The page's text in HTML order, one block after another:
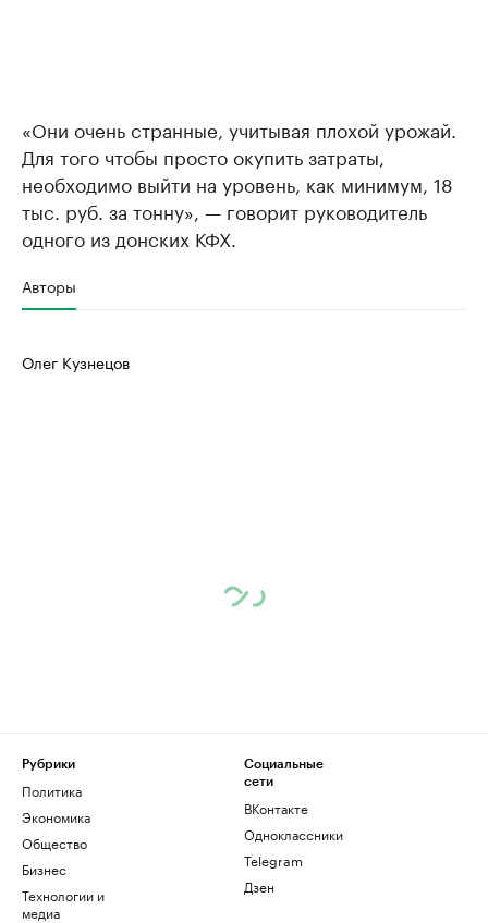
«Они очень странные, учитывая плохой урожай.
Для того чтобы просто окупить затраты,
необходимо выйти на уровень, как минимум, 18
тыс. руб. за тонну», — говорит руководитель
одного из донских КФХ.
Авторы
Олег Кузнецов
Рубрики
Политика
Экономика
Общество
Бизнес
Технологии и
медиа
Социальные
сети
ВКонтакте
Одноклассники
Telegram
Дзен